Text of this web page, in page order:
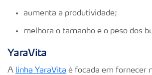
aumenta a produtividade;
melhora o tamanho e o peso dos
YaraVita
A linha YaraVita é focada em fornecer